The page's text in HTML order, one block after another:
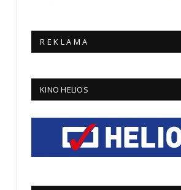
R E K L A M A
KINO HELIOS